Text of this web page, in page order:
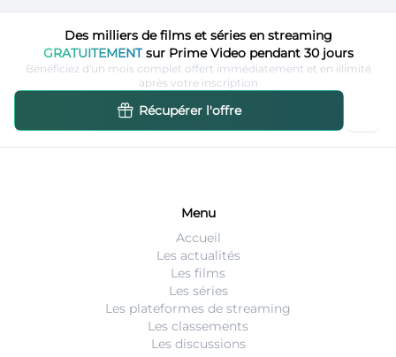
Des milliers de films et séries en streaming
GRATUITEMENTsur Prime Video pendant 30 jours
Bénéficiez d'un mois complet offert immédiatement et en illimité
après votre inscription
Récupérer l'offre
Menu
Accueil
Les actualités
Les films
Les séries
Les plateformes de streaming
Les classements
Les discussions